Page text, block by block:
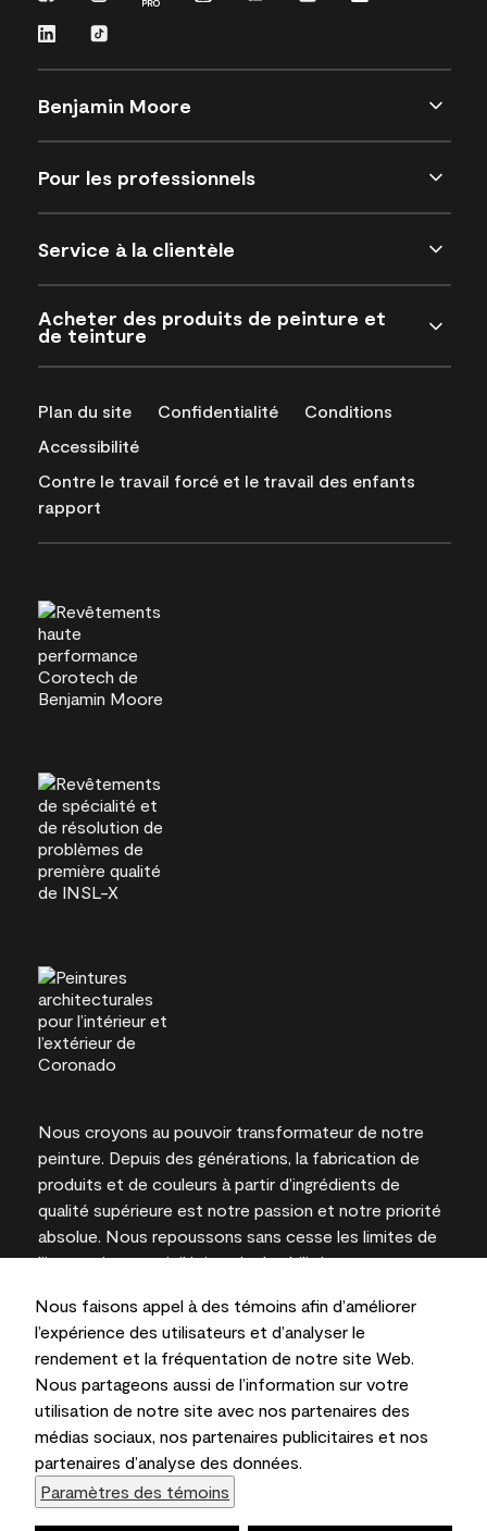
Nous faisons appel à des témoins afin d’améliorer
l’expérience des utilisateurs et d’analyser le
rendement et la fréquentation de notre site Web.
Nous partageons aussi de l’information sur votre
utilisation de notre site avec nos partenaires des
médias sociaux, nos partenaires publicitaires et nos
partenaires d’analyse des données.
Paramètres des témoins
Benjamin Moore
Pour les professionnels
Service à la clientèle
Acheter des produits de peinture et
de teinture
Plan du site Confidentialité
Conditions
Accessibilité
Contre le travail forcé et le travail des enfants
rapport
Nous croyons au pouvoir transformateur de notre
peinture. Depuis des générations, la fabrication de
produits et de couleurs à partir d’ingrédients de
qualité supérieure est notre passion et notre priorité
absolue. Nous repoussons sans cesse les limites de
l’innovation et privilégions la durabilité pour
l’expertise locale.
Les couleurs représentées à l’écran et sur les
documents imprimés peuvent différer des couleurs
en contenant.